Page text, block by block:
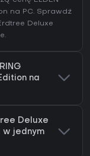
na PC. Sprawdź
Deluxe
na
Deluxe
w jednym